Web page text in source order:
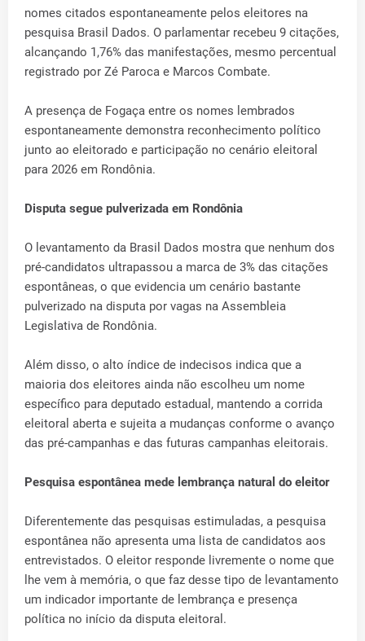
nomes citados espontaneamente pelos eleitores na
pesquisa Brasil Dados. O parlamentar recebeu 9 citações,
alcançando 1,76% das manifestações, mesmo percentual
registrado por Zé Paroca e Marcos Combate.
A presença de Fogaça entre os nomes lembrados
espontaneamente demonstra reconhecimento político
junto ao eleitorado e participação no cenário eleitoral
para 2026 em Rondônia.
Disputa segue pulverizada em Rondônia
O levantamento da Brasil Dados mostra que nenhum dos
pré-candidatos ultrapassou a marca de 3% das citações
espontâneas, o que evidencia um cenário bastante
pulverizado na disputa por vagas na Assembleia
Legislativa de Rondônia.
Além disso, o alto índice de indecisos indica que a
maioria dos eleitores ainda não escolheu um nome
específico para deputado estadual, mantendo a corrida
eleitoral aberta e sujeita a mudanças conforme o avanço
das pré-campanhas e das futuras campanhas eleitorais.
Pesquisa espontânea mede lembrança natural do eleitor
Diferentemente das pesquisas estimuladas, a pesquisa
espontânea não apresenta uma lista de candidatos aos
entrevistados. O eleitor responde livremente o nome que
lhe vem à memória, o que faz desse tipo de levantamento
um indicador importante de lembrança e presença
política no início da disputa eleitoral.